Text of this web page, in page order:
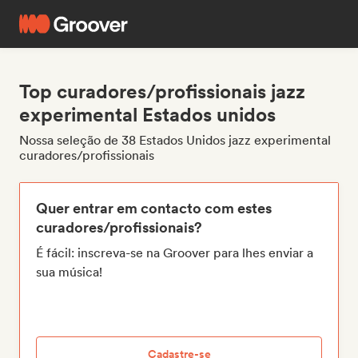
Top curadores/profissionais jazz
experimental Estados unidos
Nossa seleção de 38 Estados Unidos jazz experimental
curadores/profissionais
Quer entrar em contacto com estes
curadores/profissionais?
É fácil: inscreva-se na Groover para lhes enviar a
sua música!
Cadastre-se